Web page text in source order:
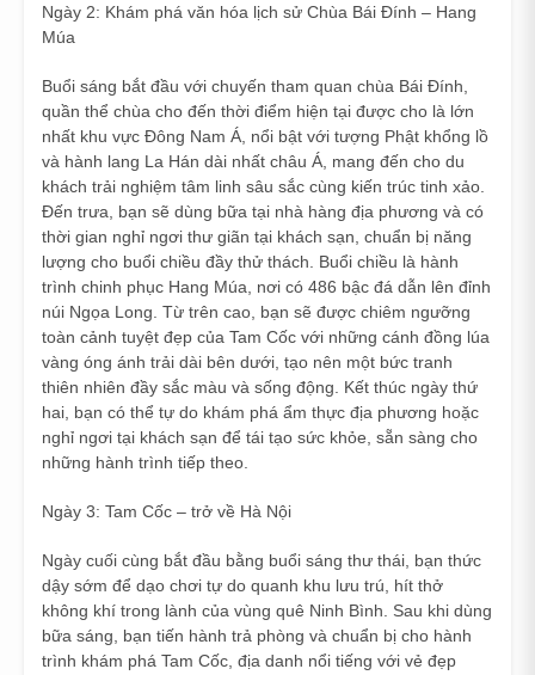
Ngày 2: Khám phá văn hóa lịch sử Chùa Bái Đính – Hang
Múa
Buổi sáng bắt đầu với chuyến tham quan chùa Bái Đính,
quần thể chùa cho đến thời điểm hiện tại được cho là lớn
nhất khu vực Đông Nam Á, nổi bật với tượng Phật khổng lồ
và hành lang La Hán dài nhất châu Á, mang đến cho du
khách trải nghiệm tâm linh sâu sắc cùng kiến trúc tinh xảo.
Đến trưa, bạn sẽ dùng bữa tại nhà hàng địa phương và có
thời gian nghỉ ngơi thư giãn tại khách sạn, chuẩn bị năng
lượng cho buổi chiều đầy thử thách. Buổi chiều là hành
trình chinh phục Hang Múa, nơi có 486 bậc đá dẫn lên đỉnh
núi Ngọa Long. Từ trên cao, bạn sẽ được chiêm ngưỡng
toàn cảnh tuyệt đẹp của Tam Cốc với những cánh đồng lúa
vàng óng ánh trải dài bên dưới, tạo nên một bức tranh
thiên nhiên đầy sắc màu và sống động. Kết thúc ngày thứ
hai, bạn có thể tự do khám phá ẩm thực địa phương hoặc
nghỉ ngơi tại khách sạn để tái tạo sức khỏe, sẵn sàng cho
những hành trình tiếp theo.
Ngày 3: Tam Cốc – trở về Hà Nội
Ngày cuối cùng bắt đầu bằng buổi sáng thư thái, bạn thức
dậy sớm để dạo chơi tự do quanh khu lưu trú, hít thở
không khí trong lành của vùng quê Ninh Bình. Sau khi dùng
bữa sáng, bạn tiến hành trả phòng và chuẩn bị cho hành
trình khám phá Tam Cốc, địa danh nổi tiếng với vẻ đẹp